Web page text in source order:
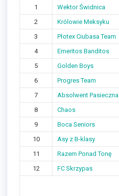
1 Wektor Świdnica
2
Królowie Meksyku
3
Płotex Ciubasa Team
4
Emeritos Banditos
5
Golden Boys
6
Progres Team
7
Absolwent Pasieczna
8
Chaos
9
Boca Seniors
10
Asy z B-klasy
11
Razem Ponad Tonę
12
FC Skrzypas